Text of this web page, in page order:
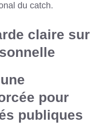
du catch.
claire sur
pour
publiques